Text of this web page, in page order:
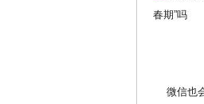
微信也